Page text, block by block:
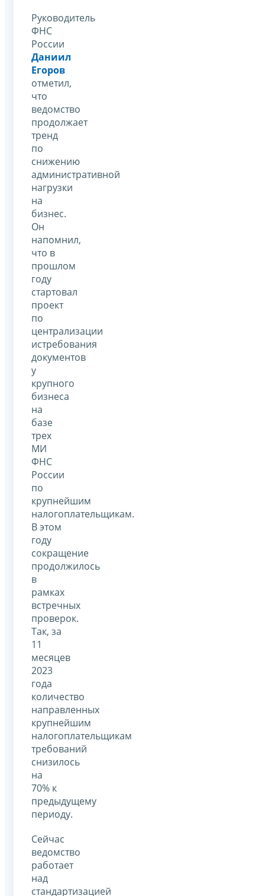
Руководитель
ФНС
России
Даниил
Егоров
отметил,
что
ведомство
продолжает
тренд
по
снижению
административной
нагрузки
на
бизнес.
Он
напомнил,
что в
прошлом
году
стартовал
проект
по
централизации
истребования
документов
у
крупного
бизнеса
на
базе
трех
МИ
ФНС
России
по
крупнейшим
налогоплательщикам.
В этом
году
сокращение
продолжилось
в
рамках
встречных
проверок.
Так, за
11
месяцев
2023
года
количество
направленных
крупнейшим
налогоплательщикам
требований
снизилось
на
70% к
предыдущему
периоду.
Сейчас
ведомство
работает
над
стандартизацией